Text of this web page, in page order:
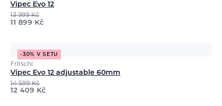
Vipec Evo 12
13 999Kč
11 899 Kč
-30% V SETU
Fritschi
Vipec Evo 12 adjustable 60mm
14 599Kč
12 409 Kč